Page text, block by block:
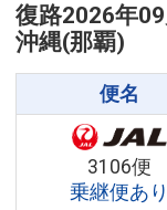
復路2026年09
沖縄(那覇)
便名
3106便
乗継便あり